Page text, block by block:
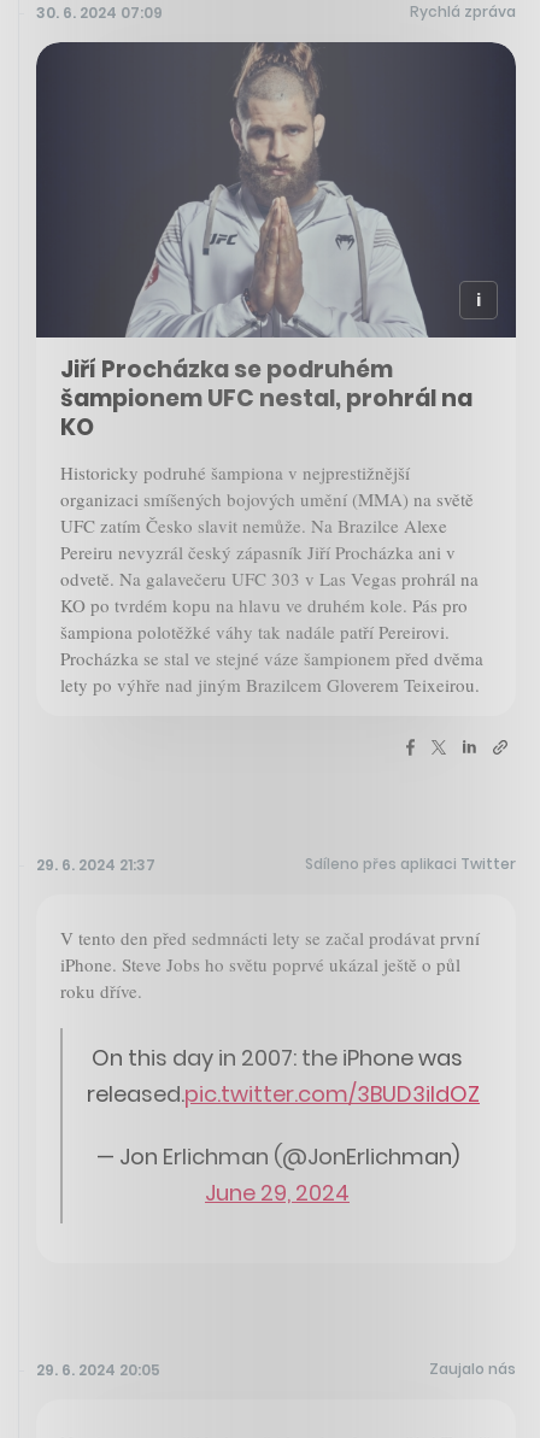
30. 6. 2024 07:09 Rychlá zpráva
Jiří Procházka se podruhém
šampionem UFC nestal, prohrál na
KO
Historicky podruhé šampiona v nejprestižnější
organizaci smíšených bojových umění (MMA) na světě
UFC zatím Česko slavit nemůže. Na Brazilce Alexe
Pereiru nevyzrál český zápasník Jiří Procházka ani v
odvetě. Na galavečeru UFC 303 v Las Vegas prohrál na
KO po tvrdém kopu na hlavu ve druhém kole. Pás pro
šampiona polotěžké váhy tak nadále patří Pereirovi.
Procházka se stal ve stejné váze šampionem před dvěma
lety po výhře nad jiným Brazilcem Gloverem Teixeirou.
29. 6. 2024 21:37 Sdíleno přes aplikaci Twitter
V tento den před sedmnácti lety se začal prodávat první
iPhone. Steve Jobs ho světu poprvé ukázal ještě o půl
roku dříve.
On this day in 2007: the iPhone was
released.pic.twitter.com/3BUD3ildOZ
— Jon Erlichman (@JonErlichman)
June 29, 2024
29. 6. 2024 20:05 Zaujalo nás